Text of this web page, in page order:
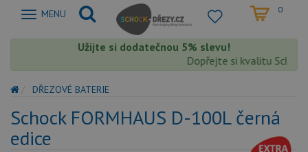
Zobrazit
MENU 0
Užijte si dodatečnou 5% slevu!
Dopřejte si kvalitu
DŘEZOVÉ BATERIE
Schock FORMHAUS D-100L černá
edice